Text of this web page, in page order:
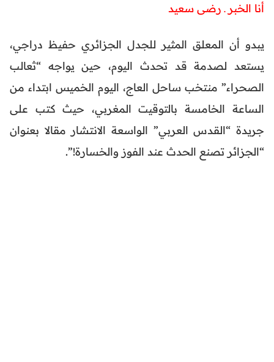
أنا الخبر ـ رضى سعيد
يبدو أن المعلق المثير للجدل الجزائري حفيظ دراجي،
يستعد لصدمة قد تحدث اليوم، حين يواجه “ثعالب
الصحراء” منتخب ساحل العاج، اليوم الخميس ابتداء من
الساعة الخامسة بالتوقيت المغربي، حيث كتب على
جريدة “القدس العربي” الواسعة الانتشار مقالا بعنوان
“الجزائر تصنع الحدث عند الفوز والخسارة!”.